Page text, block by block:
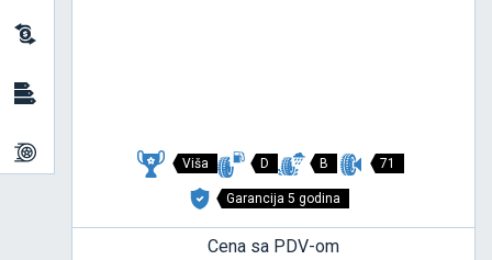
Viša D B 71
Garancija 5 godina
Cena sa PDV-om